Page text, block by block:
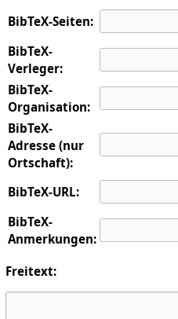
BibTeX-Seiten:
BibTeX-
Verleger:
BibTeX-
Organisation:
BibTeX-
Adresse (nur
Ortschaft):
BibTeX-URL:
BibTeX-
Anmerkungen:
Freitext: